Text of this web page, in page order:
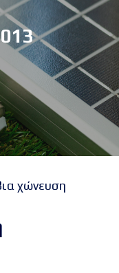
χώνευση